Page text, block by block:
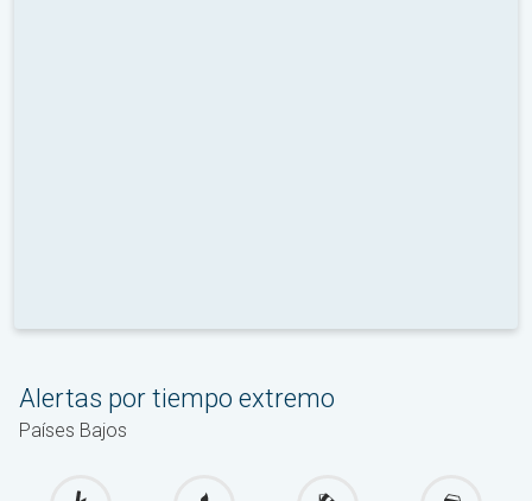
Alertas por tiempo extremo
Países Bajos